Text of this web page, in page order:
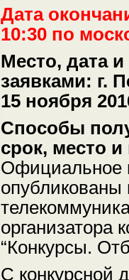
Дата
10:30 по
Место, дата
заявками: г.
15 ноября
Способы
срок, место
Официальное
организатора
“Конкурсы.
С конкурсной